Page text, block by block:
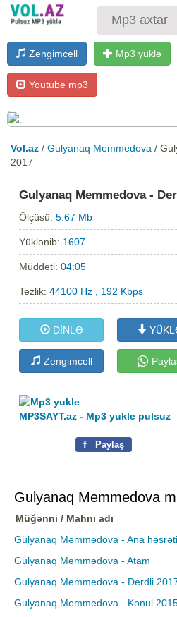
Zengimcell Mp3 yüklə
Youtube mp3
Vol.az / Gulyanaq Memmedova /
2017
Gulyanaq Memmedova -
Ölçüsü:5.67 Mb
Yüklənib: 1607
Müddəti:04:05
Tezlik:44100 Hz , 192 Kbps
DİNLƏ
Zengimcell
MP3SAYT.az - Mp3 yukle pulsuz
f Paylaş
Gulyanaq Memmedova
Müğənni / Mahnı adı
Gülyanaq Məmmədova - Ana həsrəti
Gülyanaq Məmmədova - Atam
Gulyanaq Memmedova - Derdli
Gulyanaq Memmedova - Konul